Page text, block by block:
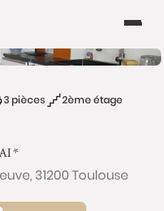
3 pièces
2ème étage
*
31200 Toulouse